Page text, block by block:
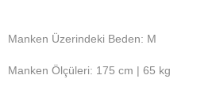
Manken Üzerindeki Beden: M
Manken Ölçüleri: 175 cm | 65 kg